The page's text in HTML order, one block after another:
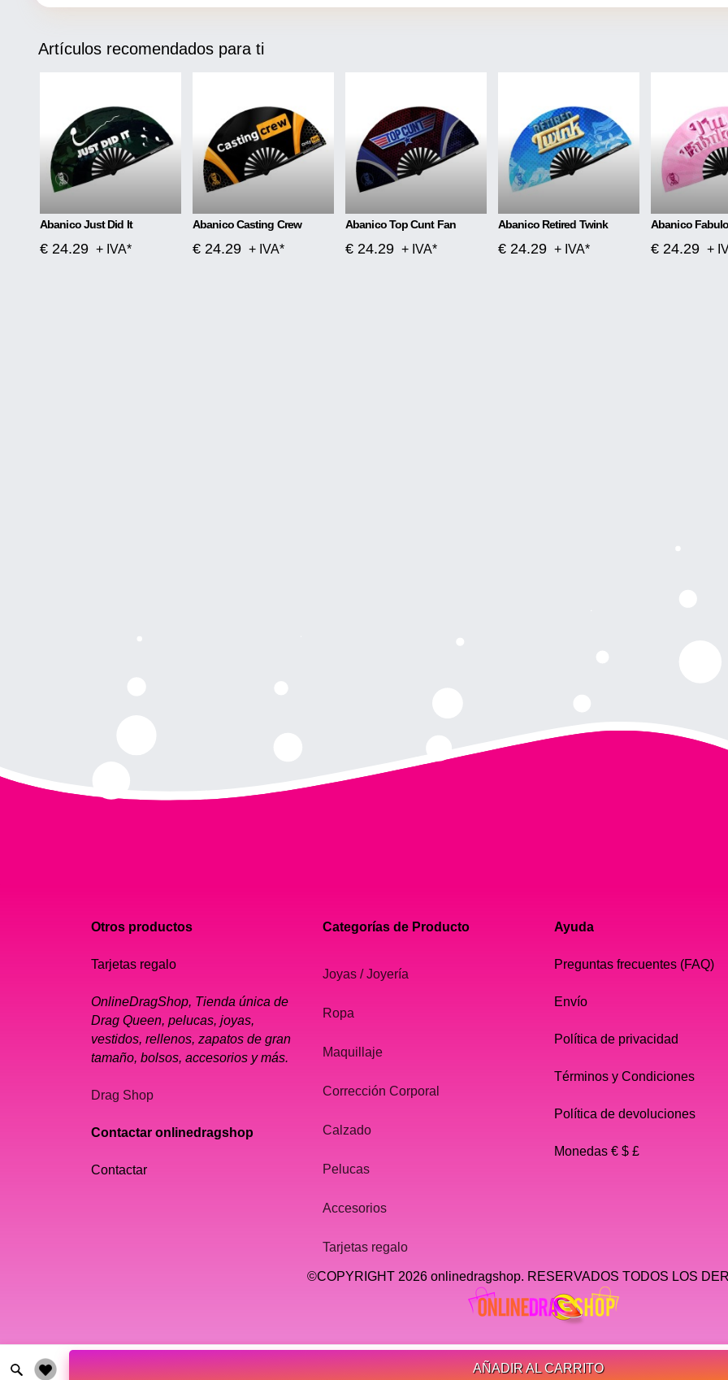
AÑADIR AL CARRITO
Artículos recomendados para ti
Abanico Just Did It
€ 24.29 + IVA*
Abanico Casting Crew
€ 24.29 + IVA*
Abanico Top Cunt Fan
€ 24.29 + IVA*
Abanico Retired Twink
€ 24.29 + IVA*
Abanico
€ 24.29 +
Otros productos
Tarjetas regalo
OnlineDragShop, Tienda única de
Drag Queen, pelucas, joyas,
vestidos, rellenos, zapatos de gran
tamaño, bolsos, accesorios y más.
Drag Shop
Contactar onlinedragshop
Contactar
Categorías de Producto
Joyas / Joyería
Ropa
Maquillaje
Corrección Corporal
Calzado
Pelucas
Accesorios
Tarjetas regalo
Ayuda
Preguntas frecuentes (FAQ)
Envío
Política de privacidad
Términos y Condiciones
Política de devoluciones
Monedas € $ £
©COPYRIGHT 2026 onlinedragshop. RESERVADOS TODOS LOS